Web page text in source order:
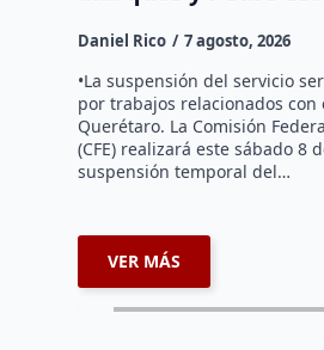
Daniel Rico 7 agosto, 2026
•La suspensión del servicio
por trabajos relacionados con
Querétaro. La Comisión
(CFE) realizará este sábado 8
suspensión temporal del…
VER MÁS